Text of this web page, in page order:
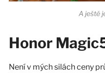
A ještě
Honor
Není v mých silách ceny